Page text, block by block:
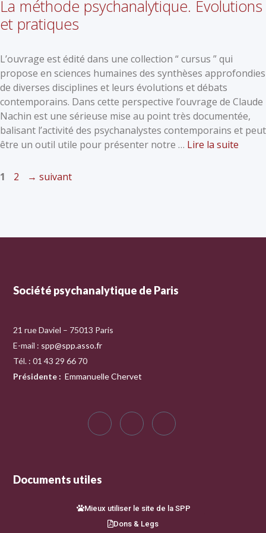
La méthode psychanalytique. Évolutions
et pratiques
L’ouvrage est édité dans une collection “ cursus ” qui
propose en sciences humaines des synthèses approfondies
de diverses disciplines et leurs évolutions et débats
contemporains. Dans cette perspective l’ouvrage de Claude
Nachin est une sérieuse mise au point très documentée,
balisant l’activité des psychanalystes contemporains et peut
être un outil utile pour présenter notre … Lire la suite
1 2 → suivant
Société psychanalytique de Paris
21 rue Daviel – 75013 Paris
E-mail : spp@spp.asso.fr
Tél. : 01 43 29 66 70
Présidente : Emmanuelle Chervet
Documents utiles
Mieux utiliser le site de la SPP
Dons & Legs